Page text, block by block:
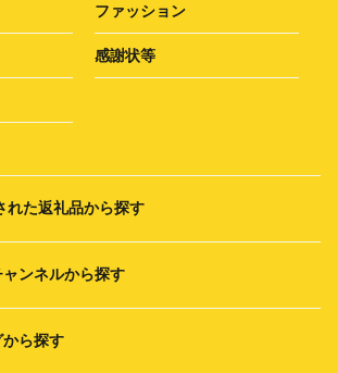
ファッション
感謝状等
れた返礼品から探す
ンネルから探す
ら探す